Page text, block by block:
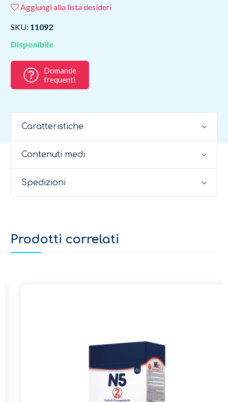
Aggiungi alla lista desideri
SKU: 11092
Disponibile
Domande
frequenti
Caratteristiche
Contenuti medi
Spedizioni
Prodotti correlati